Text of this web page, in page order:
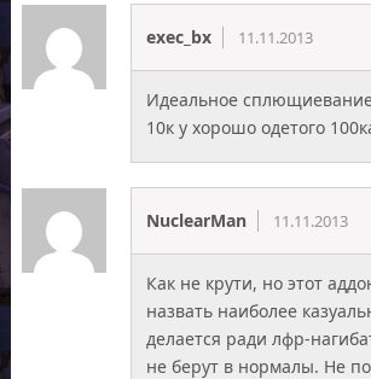
exec_bx 11.11.2013
Идеальное
10к у хорошо одетого
NuclearMan 11.11.2013
Как не крути, но этот
назвать наиболее
делается ради лфр-
не берут в нормалы. Не